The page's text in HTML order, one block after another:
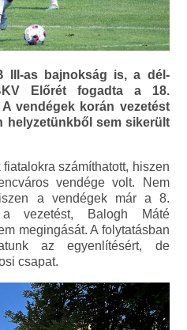
III-as bajnokság is, a dél-
Előrét fogadta a 18.
vendégek korán vezetést
helyzetünkből sem sikerült
számíthatott, hiszen
vendége volt. Nem
a vendégek már a 8.
a vezetést, Balogh Máté
megingását. A folytatásban
az egyenlítésért, de
csapat.